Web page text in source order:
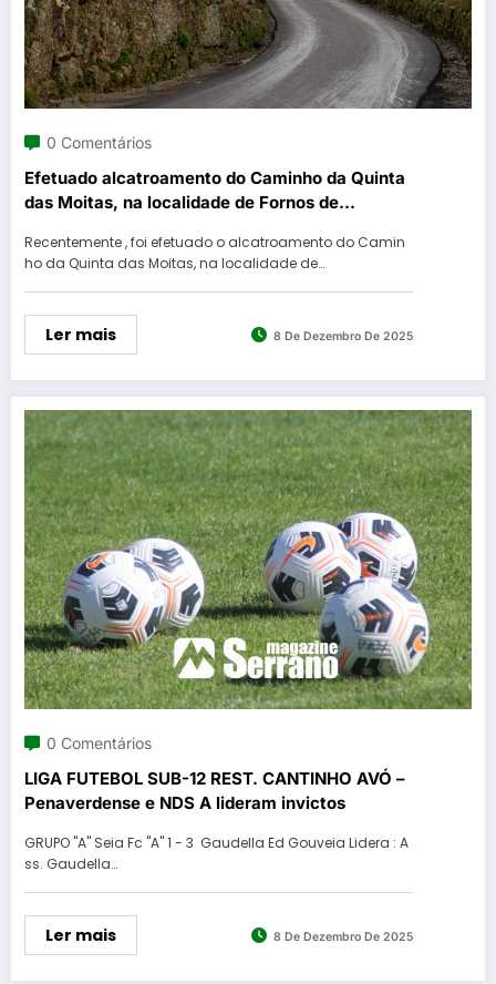
0 Comentários
Efetuado alcatroamento do Caminho da Quinta
das Moitas, na localidade de Fornos de
Recentemente , foi efetuado o alcatroamento do Camin
ho da Quinta das Moitas, na localidade de…
Ler mais 8 De Dezembro De 2025
0 Comentários
LIGA FUTEBOL SUB-12 REST. CANTINHO AVÓ –
Penaverdense e NDS A lideram invictos
GRUPO "A" Seia Fc "A" 1 - 3 Gaudella Ed Gouveia Lidera : A
ss. Gaudella…
Ler mais 8 De Dezembro De 2025